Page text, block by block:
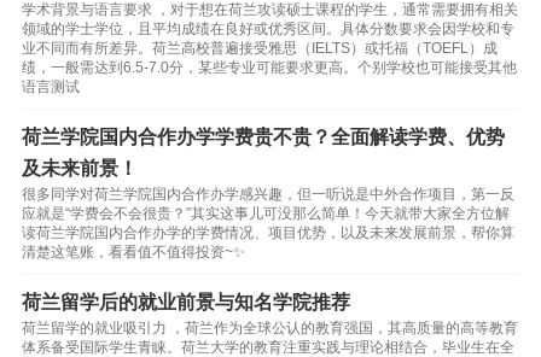
学术背景与语言要求 ，对于想在荷兰攻读硕士课程的学生，通常需要拥有相关
领域的学士学位，且平均成绩在良好或优秀区间。具体分数要求会因学校和专
业不同而有所差异。荷兰高校普遍接受雅思（IELTS）或托福（TOEFL）成
绩，一般需达到6.5-7.0分，某些专业可能要求更高。个别学校也可能接受其他
语言测试
荷兰学院国内合作办学学费贵不贵？全面解读学费、优势
及未来前景！
很多同学对荷兰学院国内合作办学感兴趣，但一听说是中外合作项目，第一反
应就是“学费会不会很贵？”其实这事儿可没那么简单！今天就带大家全方位解
读荷兰学院国内合作办学的学费情况、项目优势，以及未来发展前景，帮你算
清楚这笔账，看看值不值得投资~✨
荷兰留学后的就业前景与知名学院推荐
荷兰留学的就业吸引力 ，荷兰作为全球公认的教育强国，其高质量的高等教育
体系备受国际学生青睐。荷兰大学的教育注重实践与理论相结合，毕业生在全